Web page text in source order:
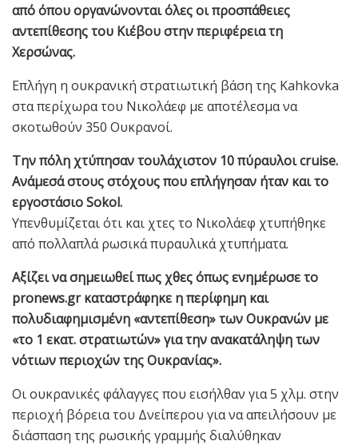
από όπου οργανώνονται όλες οι προσπάθειες
αντεπίθεσης του Κιέβου στην περιφέρεια τη
Χερσώνας.
Επλήγη η ουκρανική στρατιωτική βάση της Kahkovka
στα περίχωρα του Νικολάεφ με αποτέλεσμα να
σκοτωθούν 350 Ουκρανοί.
Την πόλη χτύπησαν τουλάχιστον 10 πύραυλοι cruise.
Ανάμεσά στους στόχους που επλήγησαν ήταν και το
εργοστάσιο Sokol.
Υπενθυμίζεται ότι και χτες το Νικολάεφ χτυπήθηκε
από πολλαπλά ρωσικά πυραυλικά χτυπήματα.
Αξίζει να σημειωθεί πως χθες όπως ενημέρωσε το
pronews.gr καταστράφηκε η περίφημη και
πολυδιαφημισμένη «αντεπίθεση» των Ουκρανών με
«το 1 εκατ. στρατιωτών» για την ανακατάληψη των
νότιων περιοχών της Ουκρανίας».
Οι ουκρανικές φάλαγγες που εισήλθαν για 5 χλμ. στην
περιοχή βόρεια του Δνείπερου για να απειλήσουν με
διάσπαση της ρωσικής γραμμής διαλύθηκαν